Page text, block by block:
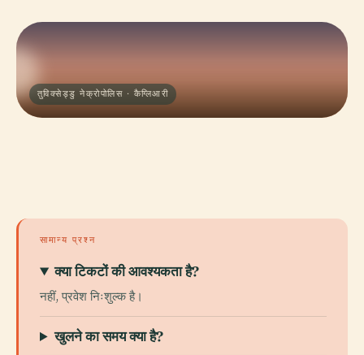
तुविक्सेड्डु नेक्रोपोलिस · कैग्लिआरी
सामान्य प्रश्न
क्या टिकटों की आवश्यकता है?
नहीं, प्रवेश निःशुल्क है।
खुलने का समय क्या है?